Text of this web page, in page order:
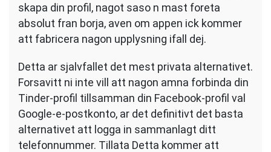
skapa din profil, nagot saso n mast foreta
absolut fran borja, aven om appen ick kommer
att fabricera nagon upplysning ifall dej.
Detta ar sjalvfallet det mest privata alternativet.
Forsavitt ni inte vill att nagon amna forbinda din
Tinder-profil tillsamman din Facebook-profil val
Google-e-postkonto, ar det definitivt det basta
alternativet att logga in sammanlagt ditt
telefonnummer. Tillata Detta kommer att